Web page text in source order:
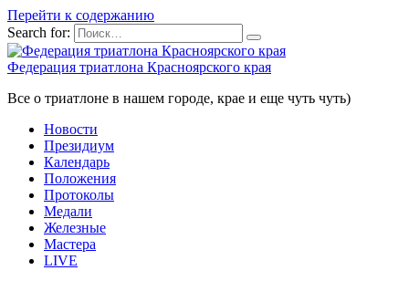
Перейти к содержанию
Search for:
Федерация триатлона Красноярского края
Все о триатлоне в нашем городе, крае и еще чуть чуть)
Новости
Президиум
Календарь
Положения
Протоколы
Медали
Железные
Мастера
LIVE